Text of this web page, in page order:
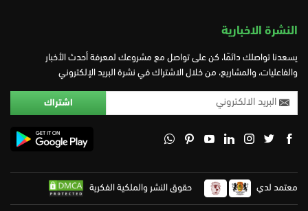
النشرة الاخبارية
يسعدنا تواصلك دائمًا، كن على تواصل مع مشروعك لمعرفة أحدث الأخبار
والفاعليات، والمشاريع، من خلال الاشتراك في نشرة البريد الإلكتروني
معتمد لدي حقوق النشر والملكية الفكرية